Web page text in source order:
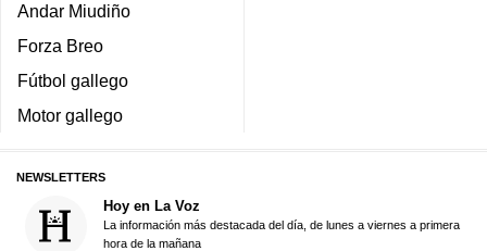
Andar Miudiño
Forza Breo
Fútbol gallego
Motor gallego
NEWSLETTERS
Hoy en La Voz
La información más destacada del día, de lunes a viernes a primera
hora de la mañana